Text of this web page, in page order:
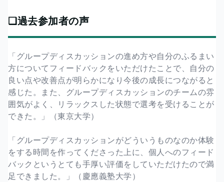
❏過去参加者の声
「グループディスカッションの進め方や自分のふるまい
方についてフィードバックをいただけたことで、自分の
良い点や改善点が明らかになり今後の成長につながると
感じた。また、グループディスカッションのチームの雰
囲気がよく、リラックスした状態で選考を受けることが
できた。」（東京大学）
「グループディスカッションがどういうものなのか体験
をする時間を作ってくださった上に、個人へのフィード
バックというとても手厚い評価をしていただけたので満
足できました。」（慶應義塾大学）